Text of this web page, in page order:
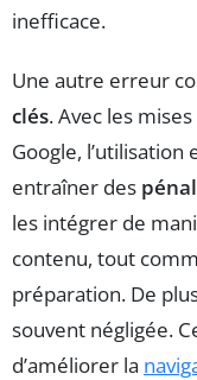
inefficace.
Une autre erreur
clés. Avec les
Google,
entraîner des
les intégrer de
contenu, tout
préparation. De
souvent négligée.
d’améliorer la